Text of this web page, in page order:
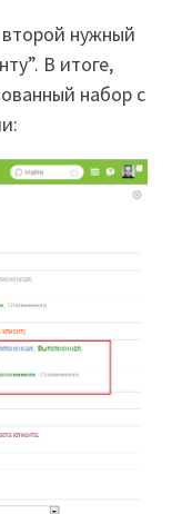
нужный
В итоге,
набор с